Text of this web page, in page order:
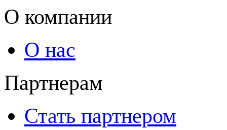
О компании
О нас
Партнерам
Стать партнером